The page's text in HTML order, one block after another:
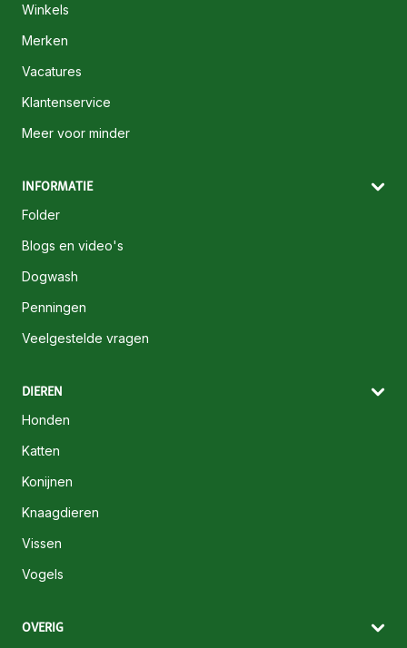
Winkels
Merken
Vacatures
Klantenservice
Meer voor minder
INFORMATIE
Folder
Blogs en video's
Dogwash
Penningen
Veelgestelde vragen
DIEREN
Honden
Katten
Konijnen
Knaagdieren
Vissen
Vogels
OVERIG